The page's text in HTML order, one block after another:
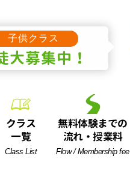
子供クラス
大募集中！
クラス
一覧
Class List
無料体験までの
流れ・授業料
Flow / Membership fee